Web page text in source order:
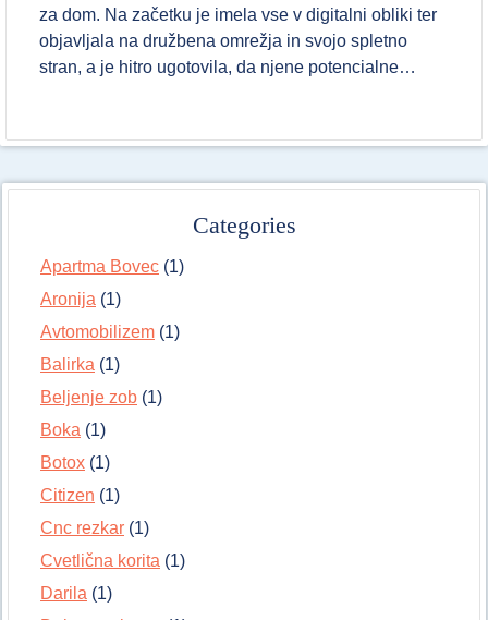
za dom. Na začetku je imela vse v digitalni obliki ter
objavljala na družbena omrežja in svojo spletno
stran, a je hitro ugotovila, da njene potencialne…
Categories
Apartma Bovec (1)
Aronija (1)
Avtomobilizem (1)
Balirka (1)
Beljenje zob (1)
Boka (1)
Botox (1)
Citizen (1)
Cnc rezkar (1)
Cvetlična korita (1)
Darila (1)